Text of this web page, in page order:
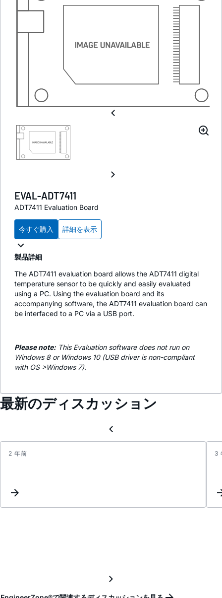
EVAL-ADT7411
ADT7411 Evaluation Board
今すぐ購入 詳細を表示
製品詳細
The ADT7411 evaluation board allows the ADT7411 digital
temperature sensor to be quickly and easily evaluated
using a PC. Using the evaluation board and its
accompanying software, the ADT7411 evaluation board can
be interfaced to a PC via a USB port.
Please note: This Evaluation software does not run on
Windows 8 or Windows 10 (USB driver is non-compliant
with OS >Windows 7).
最新のディスカッション
2 年前 3